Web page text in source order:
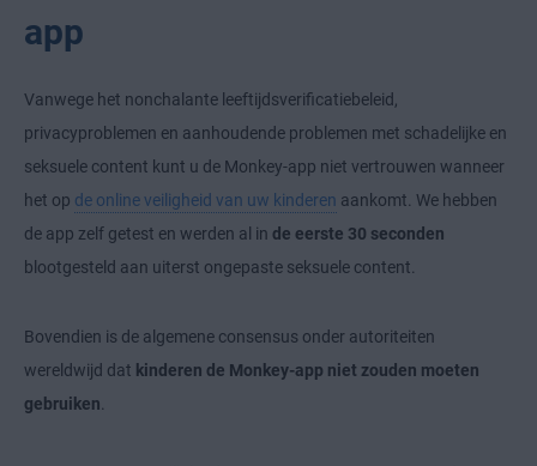
app
Vanwege het nonchalante leeftijdsverificatiebeleid,
privacyproblemen en aanhoudende problemen met schadelijke en
seksuele content kunt u de Monkey-app niet vertrouwen wanneer
het op de online veiligheid van uw kinderen aankomt. We hebben
de app zelf getest en werden al in de eerste 30 seconden
blootgesteld aan uiterst ongepaste seksuele content.
Bovendien is de algemene consensus onder autoriteiten
wereldwijd dat kinderen de Monkey-app niet zouden moeten
gebruiken